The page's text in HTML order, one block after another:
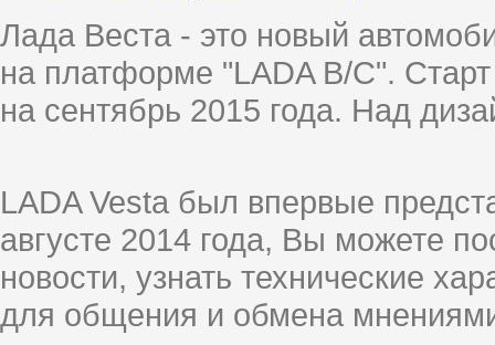
Лада Веста - это новый
на платформе "LADA B/C".
на сентябрь 2015 года. Над
LADA Vesta был впервые
августе 2014 года, Вы можете
новости, узнать технические
для общения и обмена